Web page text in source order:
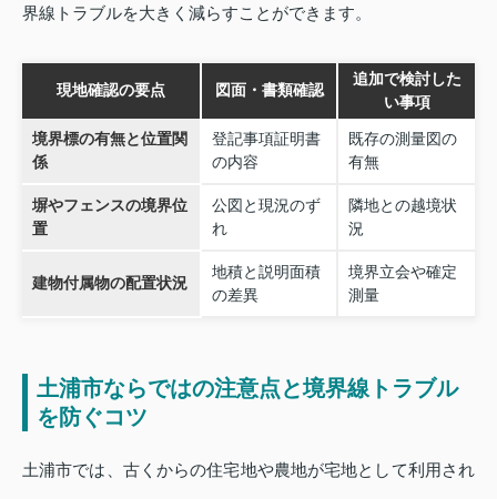
界線トラブルを大きく減らすことができます。
現地確認の要点 図面・書類確認
追加で検討した
い事項
境界標の有無と位置関
係
登記事項証明書
の内容
既存の測量図の
有無
塀やフェンスの境界位
置
公図と現況のず
れ
隣地との越境状
況
建物付属物の配置状況
地積と説明面積
の差異
境界立会や確定
測量
土浦市ならではの注意点と境界線トラブル
を防ぐコツ
土浦市では、古くからの住宅地や農地が宅地として利用され